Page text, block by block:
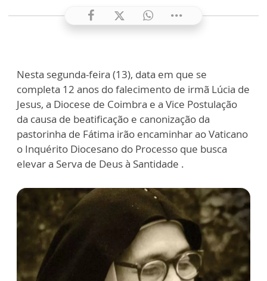
Nesta segunda-feira (13), data em que se
completa 12 anos do falecimento de irmã Lúcia de
Jesus, a Diocese de Coimbra e a Vice Postulação
da causa de beatificação e canonização da
pastorinha de Fátima irão encaminhar ao Vaticano
o Inquérito Diocesano do Processo que busca
elevar a Serva de Deus à Santidade .